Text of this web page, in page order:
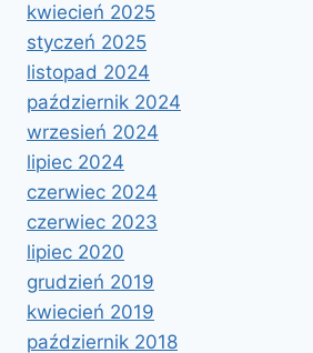
kwiecień 2025
styczeń 2025
listopad 2024
październik 2024
wrzesień 2024
lipiec 2024
czerwiec 2024
czerwiec 2023
lipiec 2020
grudzień 2019
kwiecień 2019
październik 2018